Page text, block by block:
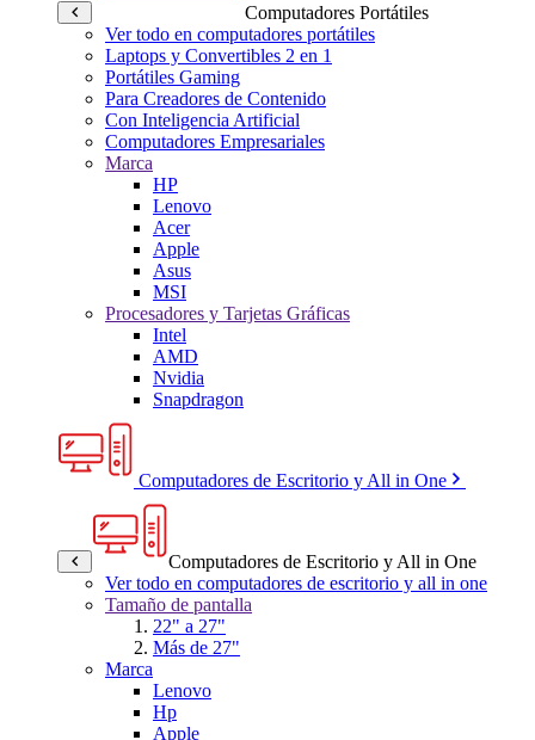
Computadores Portátiles
Ver todo en computadores portátiles
Laptops y Convertibles 2 en 1
Portátiles Gaming
Para Creadores de Contenido
Con Inteligencia Artificial
Computadores Empresariales
Marca
HP
Lenovo
Acer
Apple
Asus
MSI
Procesadores y Tarjetas Gráficas
Intel
AMD
Nvidia
Snapdragon
Computadores de Escritorio y All in One
Computadores de Escritorio y All in One
Ver todo en computadores de escritorio y all in one
Tamaño de pantalla
22" a 27"
Más de 27"
Marca
Lenovo
Hp
Apple